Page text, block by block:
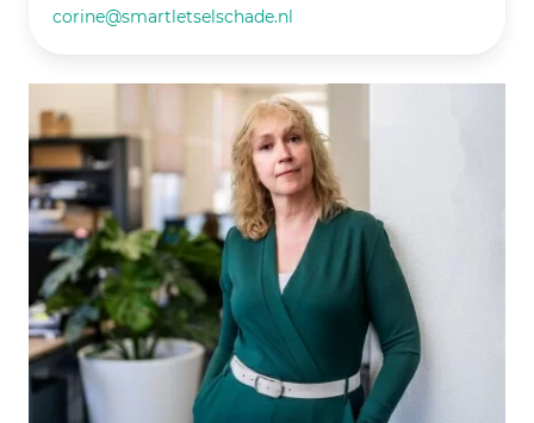
corine@smartletselschade.nl